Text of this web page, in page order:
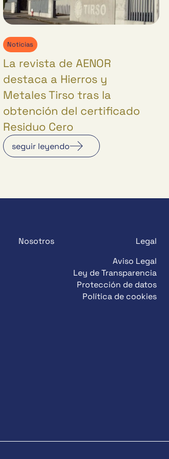
Noticias
La revista de AENOR
destaca a Hierros y
Metales Tirso tras la
obtención del certificado
Residuo Cero
seguir leyendo
Nosotros
Legal
Aviso Legal
Ley de Transparencia
Protección de datos
Política de cookies